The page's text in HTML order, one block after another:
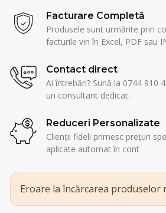
Facturare Completă
Produsele sunt urmărite prin
facturile vin în Excel, PDF sau
Contact direct
Ai întrebări? Sună la 0744 910
un consultant dedicat.
Reduceri Personalizate
Clienții fideli primesc prețuri
aplicate automat în cont
Eroare la încărcarea produselor